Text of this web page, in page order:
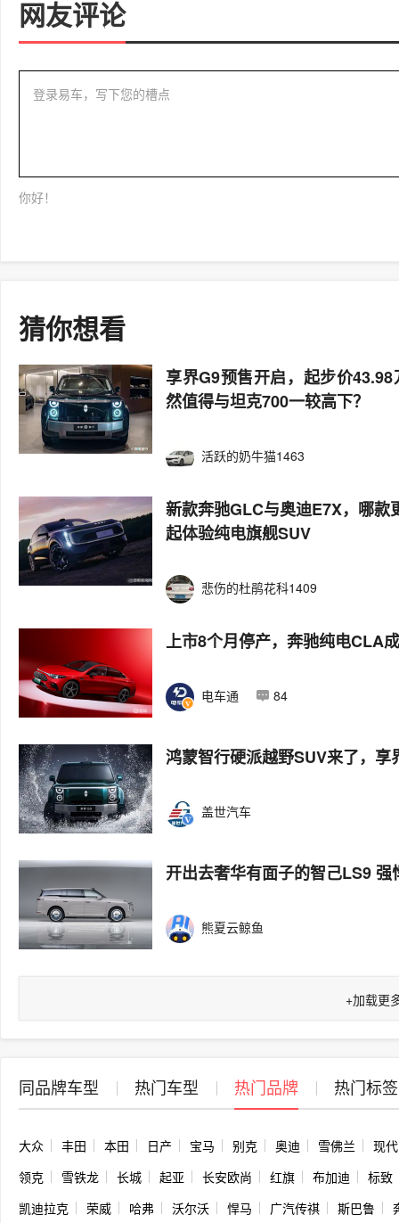
网友评论
登录易车，写下您的槽点
你好！
猜你想看
享界G9预售开启，起步价
然值得与坦克700一较高下？
活跃的奶牛猫1463
新款奔驰GLC与奥迪E7X，哪款
起体验纯电旗舰SUV
悲伤的杜鹃花科1409
上市8个月停产，奔驰纯电CLA
电车通 84
鸿蒙智行硬派越野SUV来了，享
盖世汽车
开出去奢华有面子的智己LS9
熊夏云鲸鱼
+加载更
同品牌车型 热门车型 热门品牌 热门标签
大众 丰田 本田 日产 宝马 别克 奥迪 雪佛兰
现代
领克
雪铁龙 长城 起亚 长安欧尚 红旗 布加迪
标致
凯迪拉克
荣威 哈弗 沃尔沃 悍马 广汽传祺 斯巴鲁